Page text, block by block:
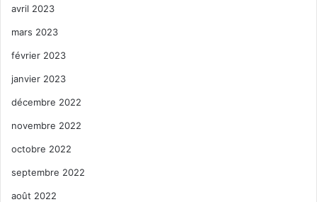
avril 2023
mars 2023
février 2023
janvier 2023
décembre 2022
novembre 2022
octobre 2022
septembre 2022
août 2022